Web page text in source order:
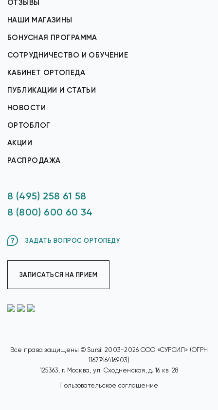
ОТЗЫВЫ
НАШИ МАГАЗИНЫ
БОНУСНАЯ ПРОГРАММА
СОТРУДНИЧЕСТВО И ОБУЧЕНИЕ
КАБИНЕТ ОРТОПЕДА
ПУБЛИКАЦИИ И СТАТЬИ
НОВОСТИ
ОРТОБЛОГ
АКЦИИ
РАСПРОДАЖА
8 (495) 258 61 58
8 (800) 600 60 34
ЗАДАТЬ ВОПРОС ОРТОПЕДУ
ЗАПИСАТЬСЯ НА ПРИЕМ
Все права защищены © Sursil 2003-2026 ООО «СУРСИЛ» (ОГРН
1167746416903)
125363, г. Москва, ул. Сходненская, д. 16 кв. 28
Пользовательское соглашение